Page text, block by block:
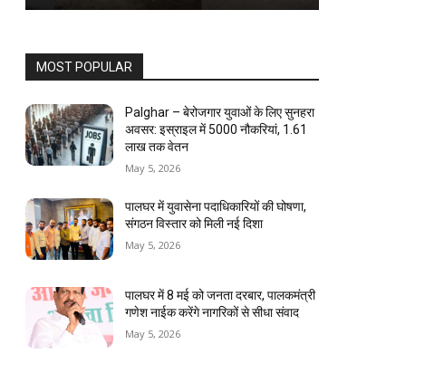
MOST POPULAR
Palghar – बेरोजगार युवाओं के लिए सुनहरा
अवसर: इस्राइल में 5000 नौकरियां, ₹1.61
लाख तक वेतन
May 5, 2026
पालघर में युवासेना पदाधिकारियों की घोषणा,
संगठन विस्तार को मिली नई दिशा
May 5, 2026
पालघर में 8 मई को जनता दरबार, पालकमंत्री
गणेश नाईक करेंगे नागरिकों से सीधा संवाद
May 5, 2026